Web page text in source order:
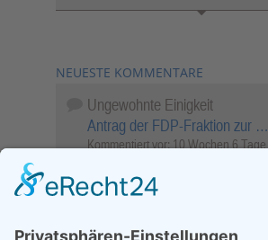
NEUESTE KOMMENTARE
Ungewohnte Einigkeit
Antrag der FDP-Fraktion zur …
Kommentiert vor: 10 Wochen 6 Tage
Objekt …
Kommentiert vor: 26 Wochen 1 Tag